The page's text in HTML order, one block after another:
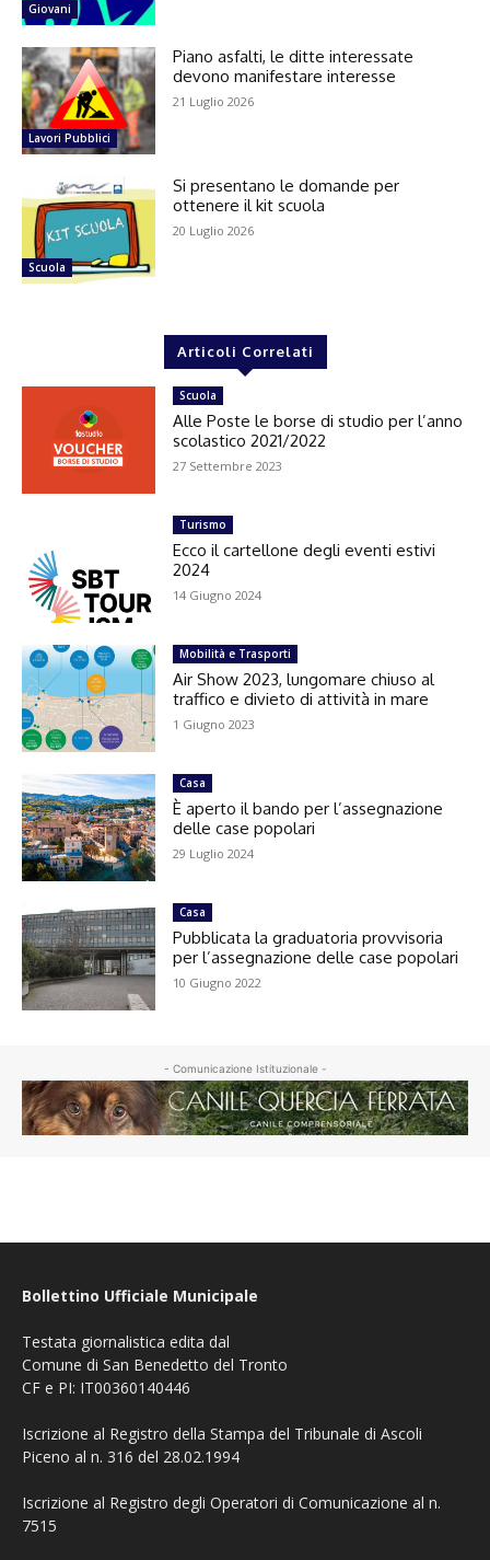
Giovani
Lavori Pubblici
Piano asfalti, le ditte interessate
devono manifestare interesse
21 Luglio 2026
Scuola
Si presentano le domande per
ottenere il kit scuola
20 Luglio 2026
Articoli Correlati
Scuola
Alle Poste le borse di studio per l’anno
scolastico 2021/2022
27 Settembre 2023
Turismo
Ecco il cartellone degli eventi estivi
2024
14 Giugno 2024
Mobilità e Trasporti
Air Show 2023, lungomare chiuso al
traffico e divieto di attività in mare
1 Giugno 2023
Casa
È aperto il bando per l’assegnazione
delle case popolari
29 Luglio 2024
Casa
Pubblicata la graduatoria provvisoria
per l’assegnazione delle case popolari
10 Giugno 2022
- Comunicazione Istituzionale -
Bollettino Ufficiale Municipale
Testata giornalistica edita dal
Comune di San Benedetto del Tronto
CF e PI: IT00360140446
Iscrizione al Registro della Stampa del Tribunale di Ascoli
Piceno al n. 316 del 28.02.1994
Iscrizione al Registro degli Operatori di Comunicazione al n.
7515